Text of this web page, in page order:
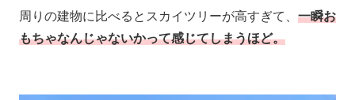
周りの建物に比べるとスカイツリーが高すぎて、 一瞬お
もちゃなんじゃないかって感じてしまうほど。